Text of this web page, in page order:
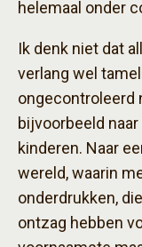
helemaal onder
Ik denk niet dat
verlang wel
ongecontroleerd
bijvoorbeeld
kinderen. Naar
wereld, waarin
onderdrukken,
ontzag hebben